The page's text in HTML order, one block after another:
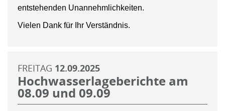
entstehenden Unannehmlichkeiten.
Vielen Dank für Ihr Verständnis.
FREITAG 12.09.2025
Hochwasserlageberichte am
08.09 und 09.09